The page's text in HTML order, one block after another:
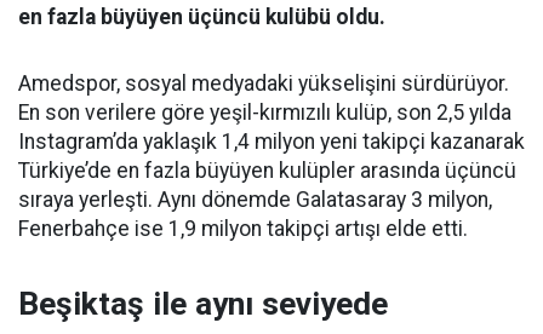
en fazla büyüyen üçüncü kulübü oldu.
Amedspor, sosyal medyadaki yükselişini sürdürüyor.
En son verilere göre yeşil-kırmızılı kulüp, son 2,5 yılda
Instagram’da yaklaşık 1,4 milyon yeni takipçi kazanarak
Türkiye’de en fazla büyüyen kulüpler arasında üçüncü
sıraya yerleşti. Aynı dönemde Galatasaray 3 milyon,
Fenerbahçe ise 1,9 milyon takipçi artışı elde etti.
Beşiktaş ile aynı seviyede